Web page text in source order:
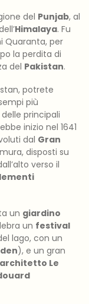
del Punjab, al
Himalaya. Fu
Quaranta, per
la perdita di
del Pakistan.
potrete
più
delle principali
inizio nel 1641
dal Gran
disposti su
verso il
un giardino
un festival
lago, con un
), e un gran
architetto Le